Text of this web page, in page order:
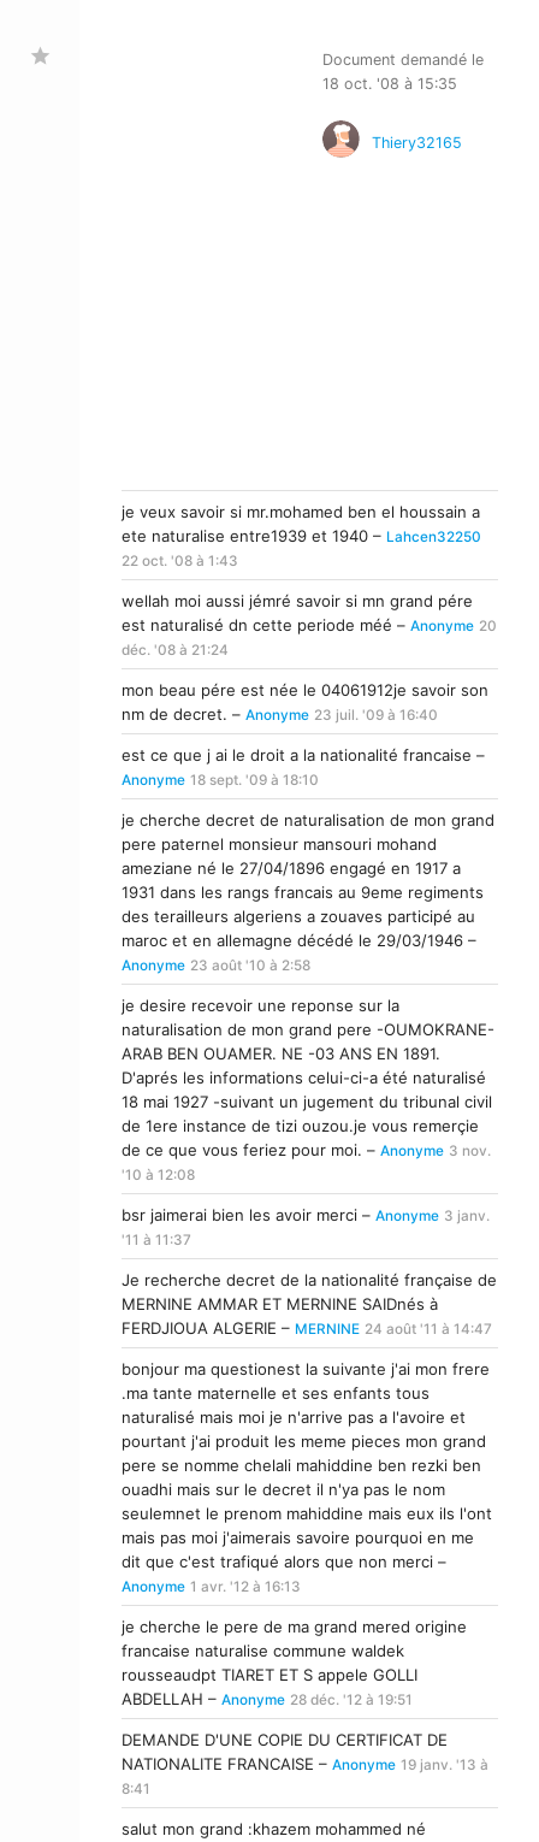
star
Document demandé le
18 oct. '08 à 15:35
Thiery32165
je veux savoir si mr.mohamed ben el houssain a
ete naturalise entre1939 et 1940 – Lahcen32250
22 oct. '08 à 1:43
wellah moi aussi jémré savoir si mn grand pére
est naturalisé dn cette periode méé – Anonyme 20
déc. '08 à 21:24
mon beau pére est née le 04061912je savoir son
nm de decret. – Anonyme 23 juil. '09 à 16:40
est ce que j ai le droit a la nationalité francaise –
Anonyme 18 sept. '09 à 18:10
je cherche decret de naturalisation de mon grand
pere paternel monsieur mansouri mohand
ameziane né le 27/04/1896 engagé en 1917 a
1931 dans les rangs francais au 9eme regiments
des terailleurs algeriens a zouaves participé au
maroc et en allemagne décédé le 29/03/1946 –
Anonyme 23 août '10 à 2:58
je desire recevoir une reponse sur la
naturalisation de mon grand pere -OUMOKRANE-
ARAB BEN OUAMER. NE -03 ANS EN 1891.
D'aprés les informations celui-ci-a été naturalisé
18 mai 1927 -suivant un jugement du tribunal civil
de 1ere instance de tizi ouzou.je vous remerçie
de ce que vous feriez pour moi. – Anonyme 3 nov.
'10 à 12:08
bsr jaimerai bien les avoir merci – Anonyme 3 janv.
'11 à 11:37
Je recherche decret de la nationalité française de
MERNINE AMMAR ET MERNINE SAIDnés à
FERDJIOUA ALGERIE – MERNINE 24 août '11 à 14:47
bonjour ma questionest la suivante j'ai mon frere
.ma tante maternelle et ses enfants tous
naturalisé mais moi je n'arrive pas a l'avoire et
pourtant j'ai produit les meme pieces mon grand
pere se nomme chelali mahiddine ben rezki ben
ouadhi mais sur le decret il n'ya pas le nom
seulemnet le prenom mahiddine mais eux ils l'ont
mais pas moi j'aimerais savoire pourquoi en me
dit que c'est trafiqué alors que non merci –
Anonyme 1 avr. '12 à 16:13
je cherche le pere de ma grand mered origine
francaise naturalise commune waldek
rousseaudpt TIARET ET S appele GOLLI
ABDELLAH – Anonyme 28 déc. '12 à 19:51
DEMANDE D'UNE COPIE DU CERTIFICAT DE
NATIONALITE FRANCAISE – Anonyme 19 janv. '13 à
8:41
salut mon grand :khazem mohammed né